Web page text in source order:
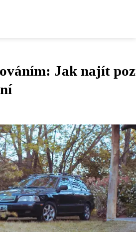
Jak najít